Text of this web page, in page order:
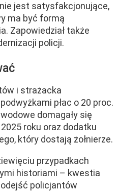
jest satysfakcjonujące,
ma być formą
Zapowiedział także
policji.
i strażacka
płac o 20 proc.
domagały się
roku oraz dodatku
który dostają żołnierze.
przypadkach
historiami – kwestia
policjantów